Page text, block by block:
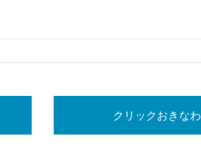
クリックおきなわ